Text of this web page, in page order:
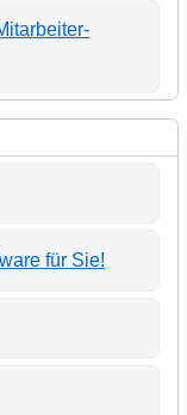
für Sie!